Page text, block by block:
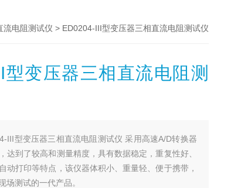
流电阻测试仪 > ED0204-III型变压器三相直流电阻测试仪
型变压器三相直流电阻测
III型变压器三相直流电阻测试仪 采用高速A/D转换器
达到了较高和测量精度，具有数据稳定，重复性好、
动打印等特点，该仪器体积小、重量轻、便于携带，
场测试的一代产品。